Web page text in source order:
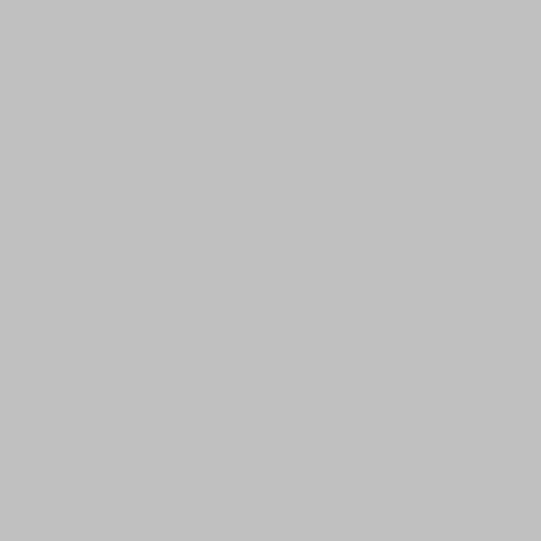
Ansprechpartner für
Kollegin betreut bei
Ländern
irgendwie mit
dritter bei mir im